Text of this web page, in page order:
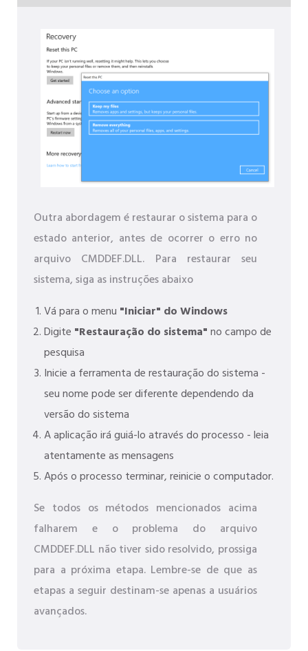
Outra abordagem é restaurar o sistema para o
estado anterior, antes de ocorrer o erro no
arquivo CMDDEF.DLL. Para restaurar seu
sistema, siga as instruções abaixo
Vá para o menu "Iniciar" do Windows
Digite "Restauração do sistema"no campo de
pesquisa
Inicie a ferramenta de restauração do sistema -
seu nome pode ser diferente dependendo da
versão do sistema
A aplicação irá guiá-lo através do processo - leia
atentamente as mensagens
Após o processo terminar, reinicie o computador.
Se todos os métodos mencionados acima
falharem e o problema do arquivo
CMDDEF.DLL não tiver sido resolvido, prossiga
para a próxima etapa. Lembre-se de que as
etapas a seguir destinam-se apenas a usuários
avançados.